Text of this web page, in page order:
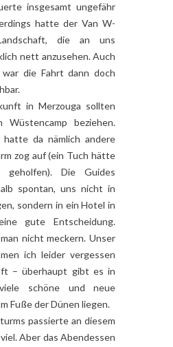
insgesamt ungefähr
hatte der Van W-
die an uns
nett anzusehen. Auch
die Fahrt dann doch
in Merzouga sollten
beziehen.
hatte da nämlich andere
zog auf (ein Tuch hätte
Die Guides
spontan, uns nicht in
sondern in ein Hotel in
gute Entscheidung.
nicht meckern. Unser
ich leider vergessen
– überhaupt gibt es in
schöne und neue
Fuße der Dünen liegen.
passierte an diesem
Aber das Abendessen